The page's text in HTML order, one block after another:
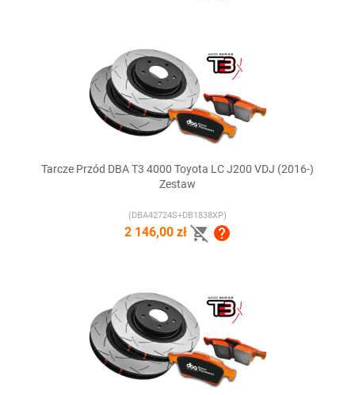
Tarcze Przód DBA T3 4000 Toyota LC J200 VDJ (2016-)
Zestaw
(DBA42724S+DB1838XP)
2 146,00 zł  